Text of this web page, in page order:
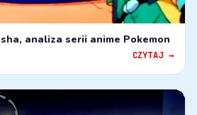
analiza serii anime Pokemon
CZYTAJ →